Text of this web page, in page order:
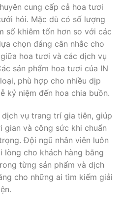
cung cấp cả hoa tươi
hỏi. Mặc dù có số lượng
số khiêm tốn hơn so với các
chọn đáng cân nhắc cho
hoa tươi và các dịch vụ
sản phẩm hoa tươi của IN
phù hợp cho nhiều dịp
kỷ niệm đến hoa chia buồn.
vụ trang trí gia tiên, giúp
gian và công sức khi chuẩn
Đội ngũ nhân viên luôn
lòng cho khách hàng bằng
từng sản phẩm và dịch
cho những ai tìm kiếm giải